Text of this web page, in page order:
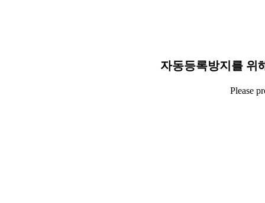
자동등록방지를 위
Please